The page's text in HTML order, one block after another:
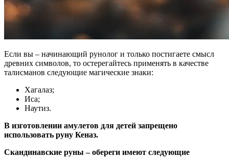
Если вы – начинающий рунолог и только постигаете смысл
древних символов, то остерегайтесь применять в качестве
талисманов следующие магические знаки:
Хагалаз;
Иса;
Наутиз.
В изготовлении амулетов для детей запрещено
использовать руну Кеназ.
Скандинавские руны – обереги имеют следующие